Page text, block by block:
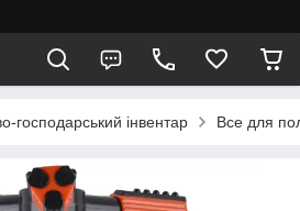
господарський інвентар Все для